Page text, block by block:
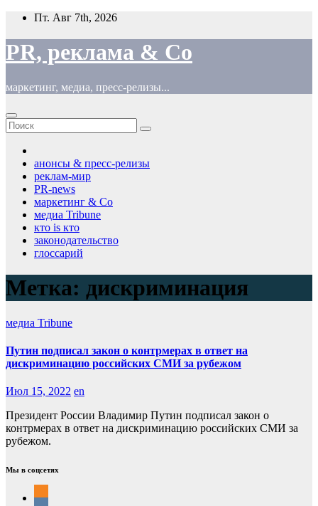
Перейти
содержимому
Пт. Авг 7th, 2026
PR, реклама & Co
маркетинг, медиа, пресс-релизы...
анонсы & пресс-релизы
реклам-мир
PR-news
маркетинг & Co
медиа Tribune
кто is кто
законодательство
глоссарий
Метка: дискриминация
медиа Tribune
Путин подписал закон о контрмерах в ответ на
дискриминацию российских СМИ за рубежом
Июл 15, 2022 en
Президент России Владимир Путин подписал закон о
контрмерах в ответ на дискриминацию российских СМИ за
рубежом.
Мы в соцсетях